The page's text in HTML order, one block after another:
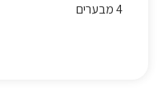
4 מבערים